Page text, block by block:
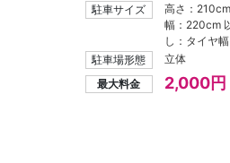
駐車サイズ
高さ：
幅：220cm
し：タイヤ
駐車場形態
立体
最大料金
2,000円